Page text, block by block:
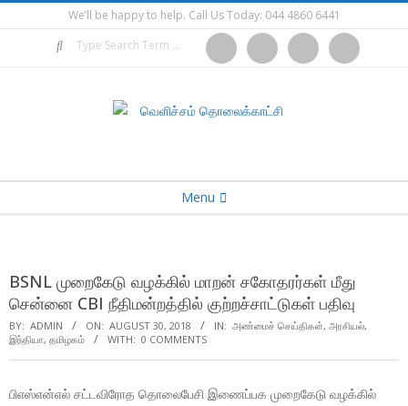
to
We’ll be happy to help. Call Us Today: 044 4860 6441
facebooktwitter youtube google
Menu
BSNL முறைகேடு வழக்கில் மாறன் சகோதரர்கள் மீது
சென்னை CBI நீதிமன்றத்தில் குற்றச்சாட்டுகள் பதிவு
BY: ADMIN ON: AUGUST 30, 2018 IN: அண்மைச் செய்திகள், அரசியல்,
இந்தியா, தமிழகம் WITH: 0 COMMENTS
பிஎஸ்என்எல் சட்டவிரோத தொலைபேசி இணைப்பக முறைகேடு வழக்கில்